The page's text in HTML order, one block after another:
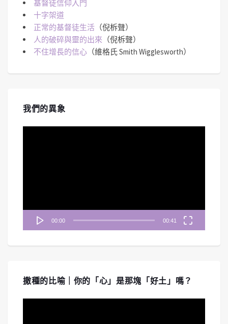
基督徒信仰入門
十字架道
正常的基督徒生活 （倪柝聲）
人的破碎與靈的出來 （倪柝聲）
不住增長的信心 （維格氏 Smith Wigglesworth）
我們的異象
00:00 00:41
撒種的比喻｜你的「心」是那塊「好土」嗎？